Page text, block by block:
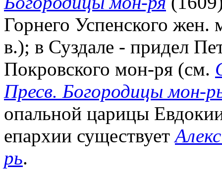
Горнего Успенского
в.); в Суздале - придел
Покровского мон-ря (см.
Пресв. Богородицы мон-
опальной царицы
епархии существует
рь.